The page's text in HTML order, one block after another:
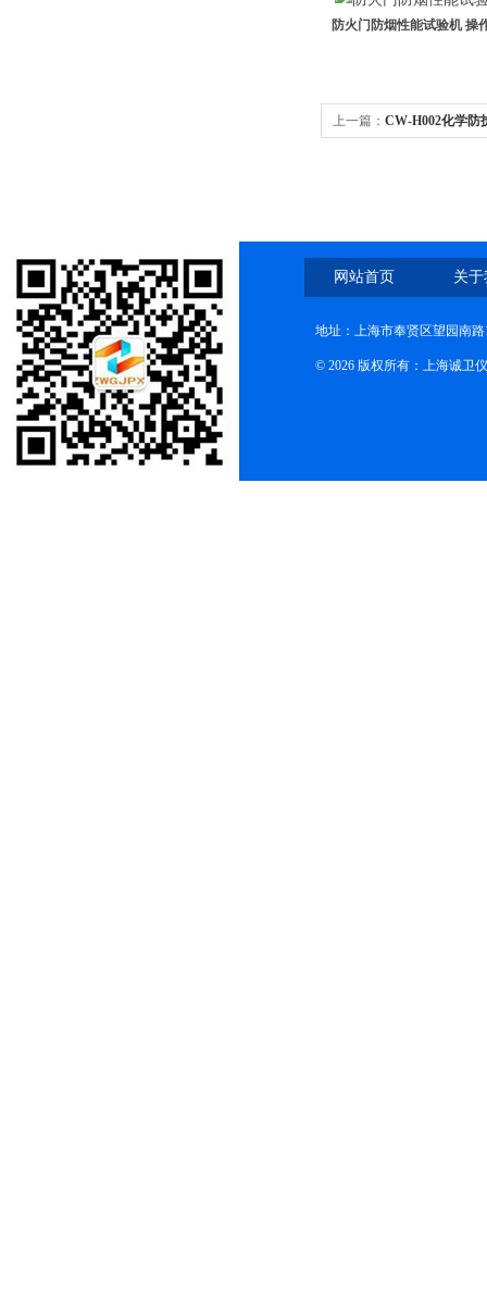
防火门防烟性能试验机 操
上一篇： CW-H002化学防
网站首页 关
地址：上海市奉贤区望园南路
© 2026 版权所有：上海诚卫